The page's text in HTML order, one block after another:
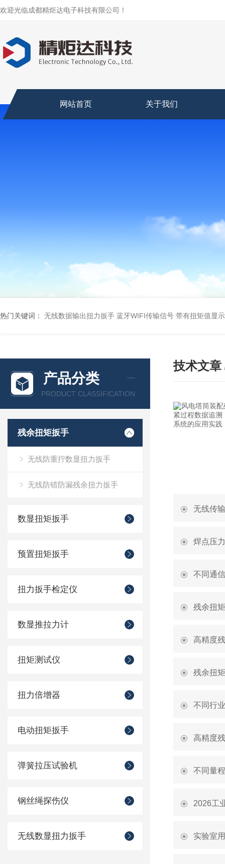
欢迎光临成都精炬达电子科技有限公司！
网站首页 关于我们
热门关键词： 无线数据输出扭力扳手 蓝牙WIFI传输信号 带有扭矩值显
产品分类
PRODUCT CLASSIFICATION
残余扭矩扳手
无线防重拧数显扭力扳手
无线防错防漏残余扭力扳手
数显扭矩扳手
预置扭矩扳手
扭力扳手检定仪
数显推拉力计
扭矩测试仪
扭力倍增器
电动扭矩扳手
弹簧拉压试验机
钢丝绳探伤仪
无线数显扭力扳手
技术文章
无线传
焊点压
不同通
残余扭
高精度
残余扭
不同行
高精度
不同量
2026工
实验室